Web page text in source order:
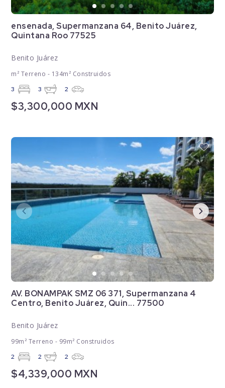
ensenada, Supermanzana 64, Benito Juárez,
Quintana Roo 77525
Benito Juárez
m² Terreno - 134m² Construidos
3 3 2
$3,300,000 MXN
AV. BONAMPAK SMZ 06 371, Supermanzana 4
Centro, Benito Juárez, Quin... 77500
Benito Juárez
99m² Terreno - 99m² Construidos
2 2 2
$4,339,000 MXN